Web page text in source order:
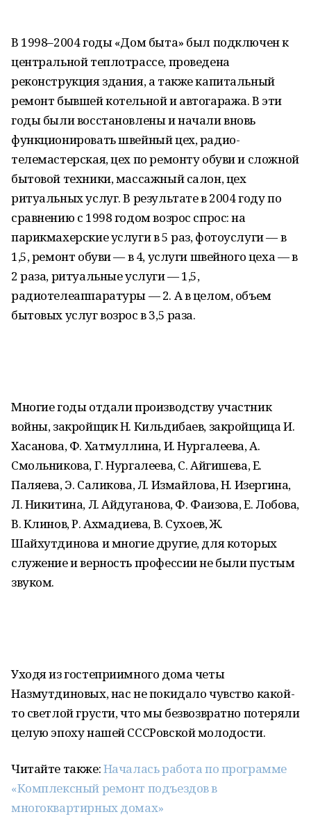
В 1998–2004 годы «Дом быта» был подключен к
центральной теплотрассе, проведена
реконструкция здания, а также капитальный
ремонт бывшей котельной и автогаража. В эти
годы были восстановлены и начали вновь
функционировать швейный цех, радио-
телемастерская, цех по ремонту обуви и сложной
бытовой техники, массажный салон, цех
ритуальных услуг. В результате в 2004 году по
сравнению с 1998 годом возрос спрос: на
парикмахерские услуги в 5 раз, фотоуслуги — в
1,5, ремонт обуви — в 4, услуги швейного цеха — в
2 раза, ритуальные услуги — 1,5,
радиотелеаппаратуры — 2. А в целом, объем
бытовых услуг возрос в 3,5 раза.
Многие годы отдали производству участник
войны, закройщик Н. Кильдибаев, закройщица И.
Хасанова, Ф. Хатмуллина, И. Нургалеева, А.
Смольникова, Г. Нургалеева, С. Айгишева, Е.
Паляева, Э. Саликова, Л. Измайлова, Н. Изергина,
Л. Никитина, Л. Айдуганова, Ф. Фаизова, Е. Лобова,
В. Клинов, Р. Ахмадиева, В. Сухоев, Ж.
Шайхутдинова и многие другие, для которых
служение и верность профессии не были пустым
звуком.
Уходя из гостеприимного дома четы
Назмутдиновых, нас не покидало чувство какой-
то светлой грусти, что мы безвозвратно потеряли
целую эпоху нашей СССРовской молодости.
Читайте также:Началась работа по программе
«Комплексный ремонт подъездов в
многоквартирных домах»